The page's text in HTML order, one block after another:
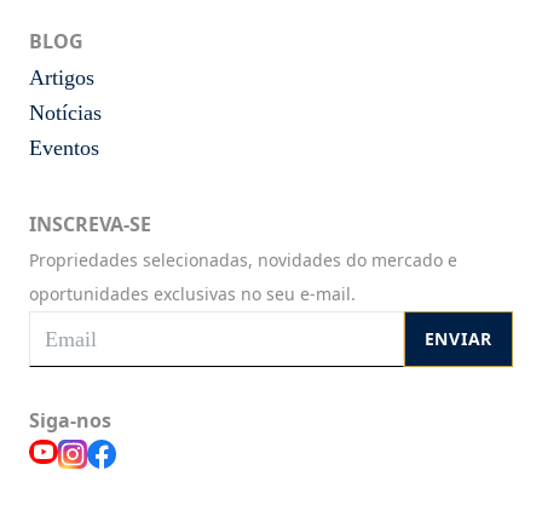
BLOG
Artigos
Notícias
Eventos
INSCREVA-SE
Propriedades selecionadas, novidades do mercado e
oportunidades exclusivas no seu e-mail.
ENVIAR
Siga-nos